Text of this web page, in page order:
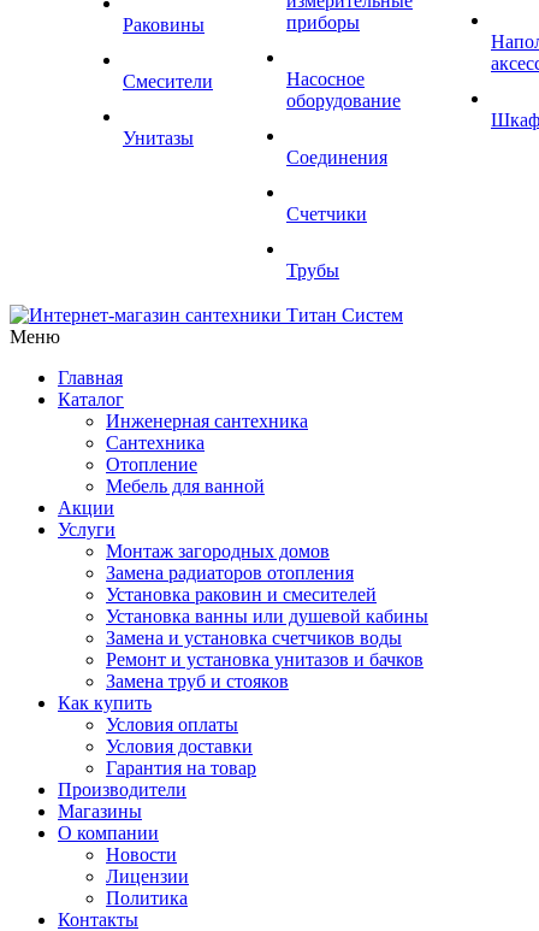
Раковины
Смесители
Унитазы
приборы
Насосное
оборудование
Соединения
Счетчики
Трубы
Меню
Главная
Каталог
Инженерная сантехника
Сантехника
Отопление
Мебель для ванной
Акции
Услуги
Монтаж загородных домов
Замена радиаторов отопления
Установка раковин и смесителей
Установка ванны или душевой кабины
Замена и установка счетчиков воды
Ремонт и установка унитазов и бачков
Замена труб и стояков
Как купить
Условия оплаты
Условия доставки
Гарантия на товар
Производители
Магазины
О компании
Новости
Лицензии
Политика
Контакты